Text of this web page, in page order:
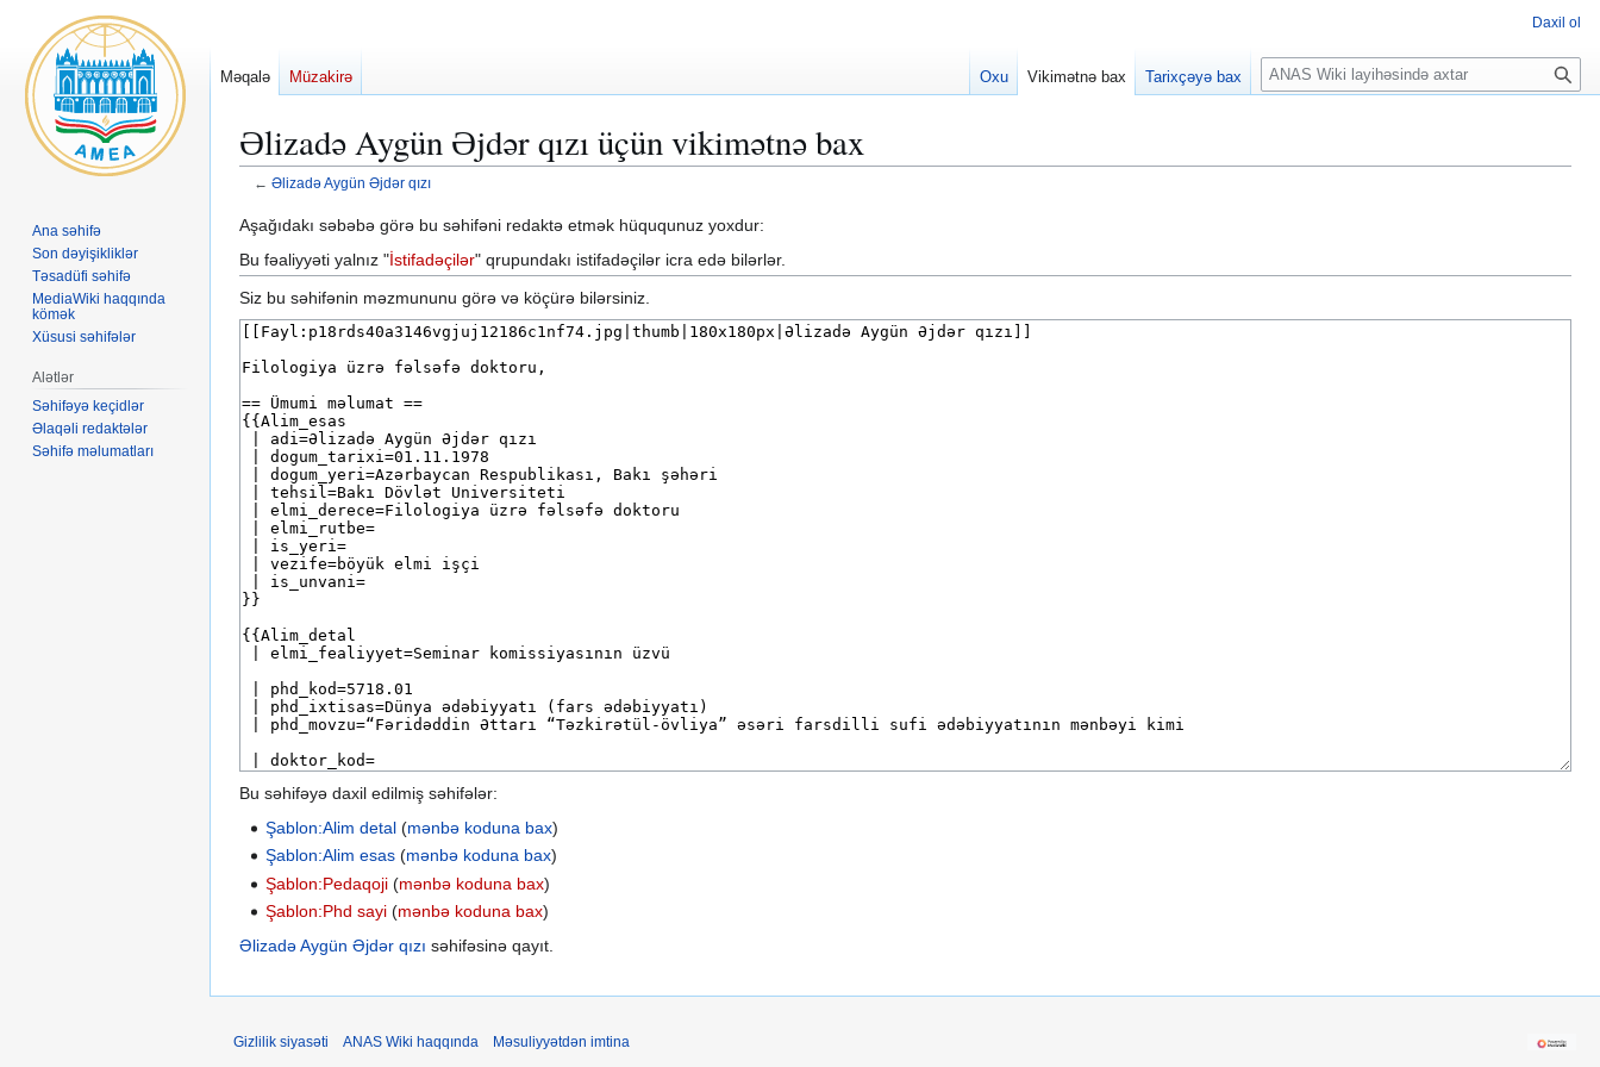
Əlizadə Aygün Əjdər qızı üçün vikimətnə bax
← Əlizadə Aygün Əjdər qızı
Naviqasiyaya
keç
Axtarışa
keç
Aşağıdakı səbəbə görə bu səhifəni redaktə etmək hüququnuz yoxdur:
Bu fəaliyyəti yalnız "İstifadəçilər" qrupundakı istifadəçilər icra edə bilərlər.
Siz bu səhifənin məzmununu görə və köçürə bilərsiniz.
Bu səhifəyə daxil edilmiş səhifələr:
Şablon:Alim detal (mənbə koduna bax)
Şablon:Alim esas (mənbə koduna bax)
Şablon:Pedaqoji (mənbə koduna bax)
Şablon:Phd sayi (mənbə koduna bax)
Əlizadə Aygün Əjdər qızı səhifəsinə qayıt.
Daxil ol
Məqalə Müzakirə Oxu Vikimətnə bax Tarixçəyə bax
A
x
r
Ana səhifə
Son dəyişikliklər
Təsadüfi səhifə
MediaWiki haqqında
kömək
Xüsusi səhifələr
Alətlər
Səhifəyə keçidlər
Əlaqəli redaktələr
Səhifə məlumatları
Gizlilik siyasəti ANAS Wiki haqqında Məsuliyyətdən imtina